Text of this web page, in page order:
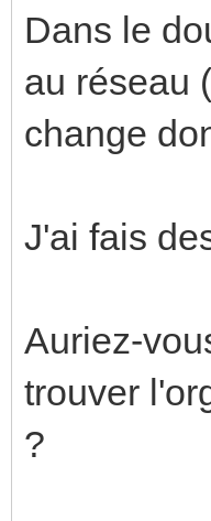
Dans le
au réseau
change
J'ai fais
Auriez-
trouver
?